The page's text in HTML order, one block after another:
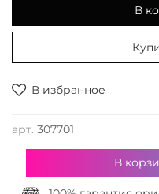
В избранное
арт. 307701
В
В